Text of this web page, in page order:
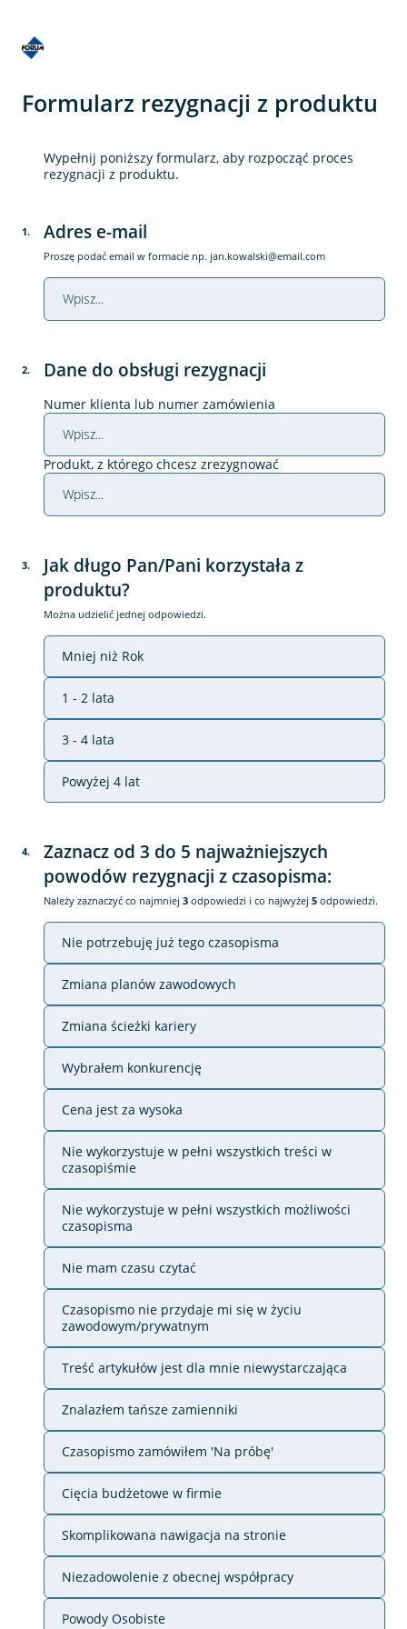
Formularz rezygnacji z produktu
Wypełnij poniższy formularz, aby rozpocząć proces
rezygnacji z produktu.
1. Adres e-mail
Proszę podać email w formacie np. jan.kowalski@email.com
2. Dane do obsługi rezygnacji
Numer klienta lub numer zamówienia
Produkt, z którego chcesz zrezygnować
3.
Jak długo Pan/Pani korzystała z
produktu?
Można udzielić jednej odpowiedzi.
Mniej niż Rok
1 - 2 lata
3 - 4 lata
Powyżej 4 lat
4.
Zaznacz od 3 do 5 najważniejszych
powodów rezygnacji z czasopisma:
Należy zaznaczyć co najmniej 3 odpowiedzi i co najwyżej 5 odpowiedzi.
Nie potrzebuję już tego czasopisma
Zmiana planów zawodowych
Zmiana ścieżki kariery
Wybrałem konkurencję
Cena jest za wysoka
Nie wykorzystuje w pełni wszystkich treści w
czasopiśmie
Nie wykorzystuje w pełni wszystkich możliwości
czasopisma
Nie mam czasu czytać
Czasopismo nie przydaje mi się w życiu
zawodowym/prywatnym
Treść artykułów jest dla mnie niewystarczająca
Znalazłem tańsze zamienniki
Czasopismo zamówiłem 'Na próbę'
Cięcia budżetowe w firmie
Skomplikowana nawigacja na stronie
Niezadowolenie z obecnej współpracy
Powody Osobiste